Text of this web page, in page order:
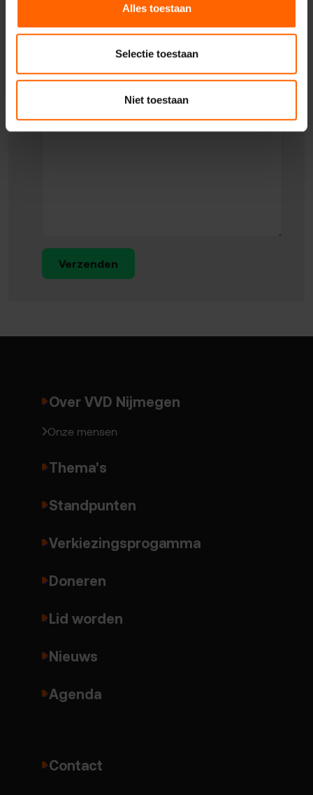
Alles toestaan
Selectie toestaan
Niet toestaan
Verzenden
Over VVD Nijmegen
Onze mensen
Thema's
Standpunten
Verkiezingsprogamma
Doneren
Lid worden
Nieuws
Agenda
Contact